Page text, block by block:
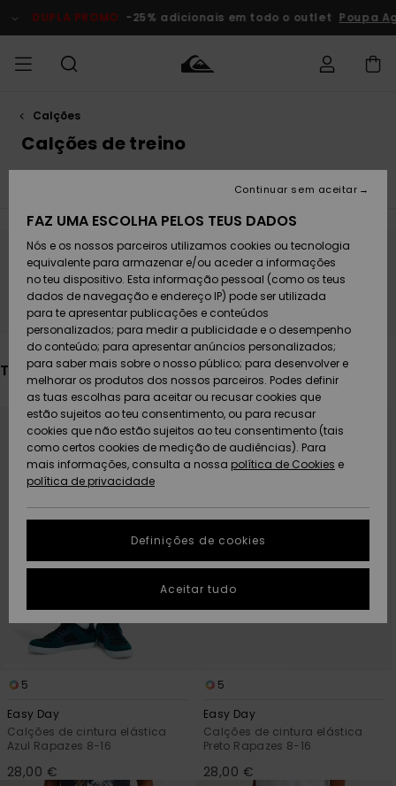
da
produtos
DUPLA PROMO -25% adicionais em todo o outlet Poupa
HOMEM
Calçado e
chinelos
Surfe/água
Snow
Artigos
recém-
chegados
Coleções
MENINO
Calçado e
chinelos
Surfe/água
Neve
Artigos
recém-
chegados
Highlights
MULHER
chegados
Highlights
Snow
SURF
Homem
Crianças
Highlights
Community
SNOW
Neve
Artigos
Criança
Snow Shop
Feminino
Highlights
Community
DUPLA
PROMO
Homem
Criança
Outlet
Mulher
AJUDA
encomenda
Devoluções
Pagamento
Cartão
presente
Quiksilver
Freedom
Protecção de
dados
Guia de
tamanhos
conversa para
obteres a
resposta mais
Iniciar uma
Encontra
SUSTAINABILITY
PRESENTE
LISTA DE
Calções
Calções de treino
Fica atento/a, os produtos voltam em
breve
Também poderás gostar
Avançar
procurar
critérios
filtragem
Avançar
ordenar
5
Easy Day
Calções de cintura elástica
Azul Rapazes 8-16
28,00 €
5
Easy Day
Calções de cintura elástica
Preto Rapazes 8-16
28,00 €
FAZ UMA ESCOLHA PELOS TEUS DADOS
Nós e os nossos parceiros utilizamos cookies ou tecnologia
equivalente para armazenar e/ou aceder a informações
no teu dispositivo. Esta informação pessoal (como os teus
dados de navegação e endereço IP) pode ser utilizada
para te apresentar publicações e conteúdos
personalizados; para medir a publicidade e o desempenho
do conteúdo; para apresentar anúncios personalizados;
para saber mais sobre o nosso público; para desenvolver e
melhorar os produtos dos nossos parceiros. Podes definir
as tuas escolhas para aceitar ou recusar cookies que
estão sujeitos ao teu consentimento, ou para recusar
cookies que não estão sujeitos ao teu consentimento (tais
como certos cookies de medição de audiências). Para
mais informações, consulta a nossa política de Cookies e
política de privacidade
Definições de cookies
Continuar sem aceitar
Aceitar tudo